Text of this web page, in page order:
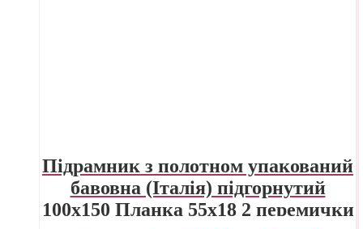
Підрамник з полотном упакований
бавовна (Італія) підгорнутий
100х150 Планка 55х18 2 перемички